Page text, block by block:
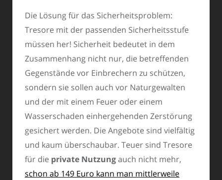
Die Lösung für das Sicherheitsproblem:
Tresore mit der passenden Sicherheitsstufe
müssen her! Sicherheit bedeutet in dem
Zusammenhang nicht nur, die betreffenden
Gegenstände vor Einbrechern zu schützen,
sondern sie sollen auch vor Naturgewalten
und der mit einem Feuer oder einem
Wasserschaden einhergehenden Zerstörung
gesichert werden. Die Angebote sind vielfältig
und kaum überschaubar. Teuer sind Tresore
für die private Nutzungauch nicht mehr,
schon ab 149 Euro kann man mittlerweile